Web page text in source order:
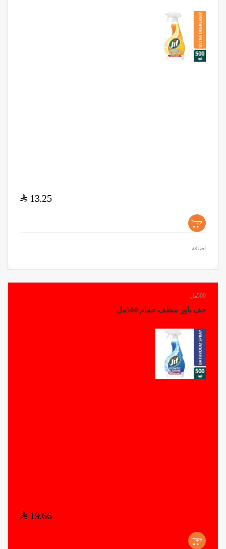
13.25
$
+
اضافة
500مل
جف باور منظف حمام 500مل
19.66
$
+